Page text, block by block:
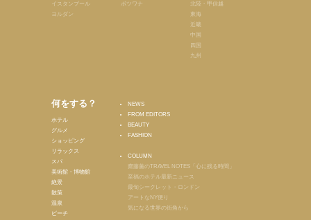
イスタンブール
ヨルダン
ボツワナ
北陸・甲信越
東海
近畿
中国
四国
九州
何をする？
ホテル
グルメ
ショッピング
リラックス
スパ
美術館・博物館
絶景
散策
温泉
ビーチ
NEWS
FROM EDITORS
BEAUTY
FASHION
COLUMN
齋藤薫のTRAVEL NOTES「心に残る時間」
至福のホテル最新ニュース
最旬シークレット・ロンドン
アートなNY便り
気になる世界の街角から